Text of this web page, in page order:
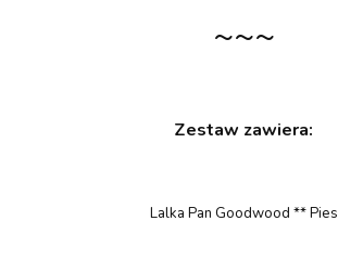
~~~
Zestaw zawiera:
Lalka Pan Goodwood ** Pies